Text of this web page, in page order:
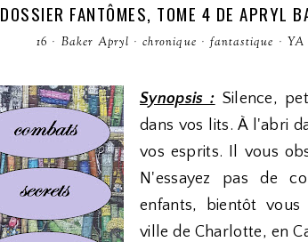
DOSSIER FANTÔMES, TOME 4 DE APRYL
16 · Baker Apryl · chronique · fantastique · YA
Synopsis : Silence,
dans vos lits. À l'abri
vos esprits. Il vous
N'essayez pas de
enfants, bientôt
ville de Charlotte, en